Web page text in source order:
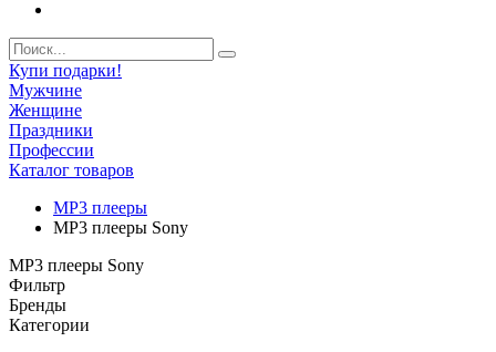
Купи подарки!
Мужчине
Женщине
Праздники
Профессии
Каталог товаров
MP3 плееры
MP3 плееры Sony
MP3 плееры Sony
Фильтр
Бренды
Категории